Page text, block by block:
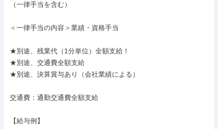
（一律手当を含む）
＜一律手当の内容＞業績・資格手当
★別途、残業代（1分単位）全額支給！
★別途、交通費全額支給
★別途、決算賞与あり（会社業績による）
交通費：通勤交通費全額支給
【給与例】